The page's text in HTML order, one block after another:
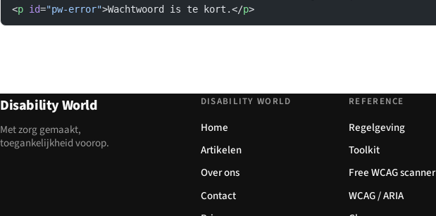
<p id="pw-error">Wachtwoord is te kort.</p>
Disability World
Met zorg gemaakt,
toegankelijkheid voorop.
DISABILITY WORLD
Home
Artikelen
Over ons
Contact
REFERENCE
Regelgeving
Toolkit
Free WCAG scanner
WCAG / ARIA